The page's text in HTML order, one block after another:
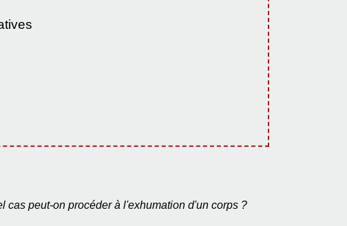
cas peut-on procéder à l'exhumation d'un corps ?